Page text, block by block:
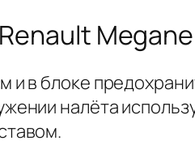
в блоке
налёта